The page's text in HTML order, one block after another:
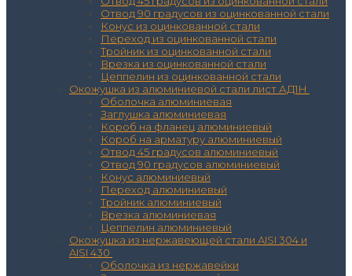
Отвод 90 градусов из оцинкованной стали
Конус из оцинкованной стали
Переход из оцинкованной стали
Тройник из оцинкованной стали
Врезка из оцинкованной стали
Цеппелин из оцинкованной стали
Окожушка из алюминиевой стали лист АД1Н
Оболочка алюминиевая
Заглушка алюминиевая
Короб на фланец алюминиевый
Короб на арматуру алюминиевый
Отвод 45 градусов алюминиевый
Отвод 90 градусов алюминиевый
Конус алюминиевый
Переход алюминиевый
Тройник алюминиевый
Врезка алюминиевая
Цеппелин алюминиевый
Окожушка из нержавеющей стали AISI 304 и
AISI 430
Оболочка из нержавейки